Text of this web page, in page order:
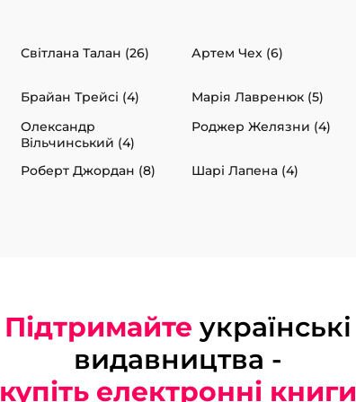
Світлана Талан (26) Артем Чех (6)
Брайан Трейсі (4) Марія Лавренюк (5)
Олександр
Вільчинський (4)
Роджер Желязни (4)
Роберт Джордан (8) Шарі Лапена (4)
Підтримайте українські
видавництва -
купіть електронні книги